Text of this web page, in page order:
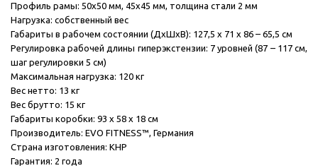
Профиль рамы: 50х50 мм, 45х45 мм, толщина стали 2 мм
Нагрузка: собственный вес
Габариты в рабочем состоянии (ДхШхВ): 127,5 х 71 х 86 – 65,5 см
Регулировка рабочей длины гиперэкстензии: 7 уровней (87 – 117 см,
шаг регулировки 5 см)
Максимальная нагрузка: 120 кг
Вес нетто: 13 кг
Вес брутто: 15 кг
Габариты коробки: 93 х 58 х 18 см
Производитель: EVO FITNESS™, Германия
Страна изготовления: КНР
Гарантия: 2 года